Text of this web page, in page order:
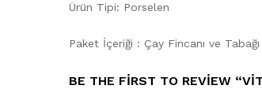
Ürün Tipi: Porselen
Paket İçeriği : Çay Fincanı ve
BE THE FIRST TO REVIEW